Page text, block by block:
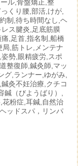
ル,骨盤矯正,整
くり腰,部活,けが,
制,待ち時間なし,ヘ
ス腱炎,足底筋膜
,足首,指名制,船橋
,筋トレ,メンテナ
勢,眼精疲労,スポ
整復師,鍼灸師,マッ
グ,ランナー,ゆがみ,
灸不妊治療,クチコ
（びようばり）,
花粉症,耳鍼,自然治
ッドスパ，リンパ